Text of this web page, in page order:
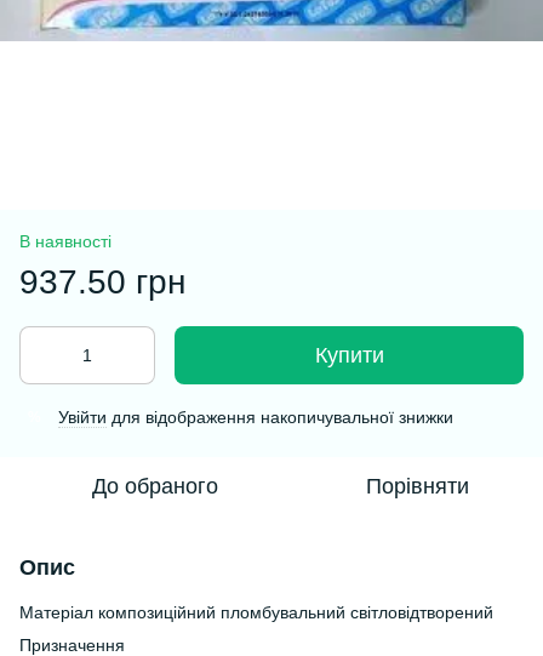
В наявності
937.50 грн
Купити
Увійти для відображення накопичувальної знижки
До обраного Порівняти
Опис
Матеріал композиційний пломбувальний світловідтворений
Призначення